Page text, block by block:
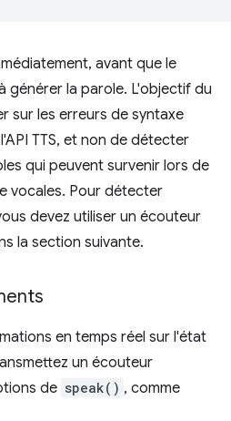
avant que le
générer la parole. L'objectif du
sur les erreurs de syntaxe
TTS, et non de détecter
qui peuvent survenir lors de
vocales. Pour détecter
devez utiliser un écouteur
la section suivante.
en temps réel sur l'état
un écouteur
de speak() , comme